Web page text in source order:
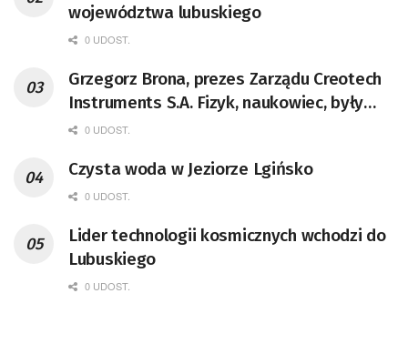
województwa lubuskiego
0 UDOST.
Grzegorz Brona, prezes Zarządu Creotech
Instruments S.A. Fizyk, naukowiec, były
pracownik CERN w Genewie,
doktor habilitowany nauk fizycznych,
koordynator Rady Sektorowej ds.
Kosmicznego oraz członek Komitetu
Badań Kosmicznych i Satelitarnych PAN.
0 UDOST.
Czysta woda w Jeziorze Lgińsko
0 UDOST.
Lider technologii kosmicznych wchodzi do
Lubuskiego
0 UDOST.